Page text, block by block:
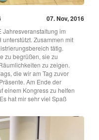
07. Nov, 2016
Jahresveranstaltung im
Zusammen mit
tätig.
zu begrüßen, sie zu
zu zeigen.
die wir am Tag zuvor
Am Ende der
einem Kongress zu helfen
hat mir sehr viel Spaß